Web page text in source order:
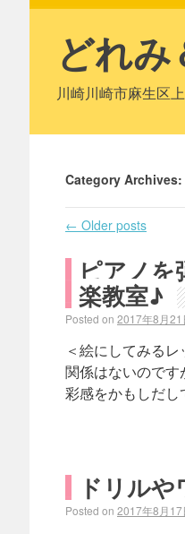
どれ
川崎川崎市麻生区
Category Archives:
← Older posts
ピアノ
楽教室♪
Posted on 2017年8月21
＜絵にしてみる
関係はないので
彩感をかもしだ
ドリル
Posted on 2017年8月17